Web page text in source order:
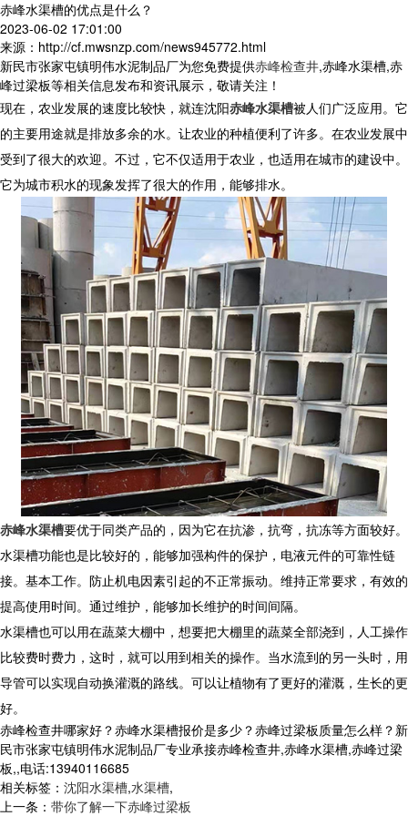
赤峰水渠槽的优点是什么？
2023-06-02 17:01:00
来源：http://cf.mwsnzp.com/news945772.html
新民市张家屯镇明伟水泥制品厂为您免费提供赤峰检查井,赤峰水渠槽,赤
峰过梁板等相关信息发布和资讯展示，敬请关注！
现在，农业发展的速度比较快，就连沈阳赤峰水渠槽被人们广泛应用。它
的主要用途就是排放多余的水。让农业的种植便利了许多。在农业发展中
受到了很大的欢迎。不过，它不仅适用于农业，也适用在城市的建设中。
它为城市积水的现象发挥了很大的作用，能够排水。
赤峰水渠槽要优于同类产品的，因为它在抗渗，抗弯，抗冻等方面较好。
水渠槽功能也是比较好的，能够加强构件的保护，电液元件的可靠性链
接。基本工作。防止机电因素引起的不正常振动。维持正常要求，有效的
提高使用时间。通过维护，能够加长维护的时间间隔。
水渠槽也可以用在蔬菜大棚中，想要把大棚里的蔬菜全部浇到，人工操作
比较费时费力，这时，就可以用到相关的操作。当水流到的另一头时，用
导管可以实现自动换灌溉的路线。可以让植物有了更好的灌溉，生长的更
好。
赤峰检查井哪家好？赤峰水渠槽报价是多少？赤峰过梁板质量怎么样？新
民市张家屯镇明伟水泥制品厂专业承接赤峰检查井,赤峰水渠槽,赤峰过梁
板,,电话:13940116685
相关标签： 沈阳水渠槽,水渠槽,
上一条： 带你了解一下赤峰过梁板